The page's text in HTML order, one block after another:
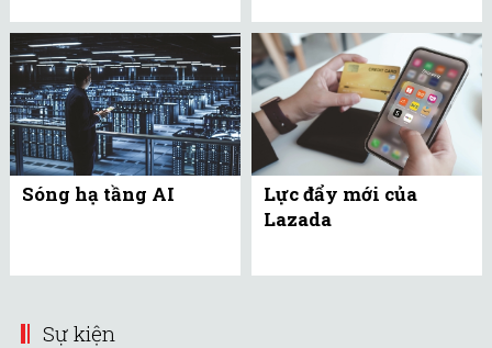
Sóng hạ tầng AI
Lực đẩy mới của
Lazada
Sự kiện